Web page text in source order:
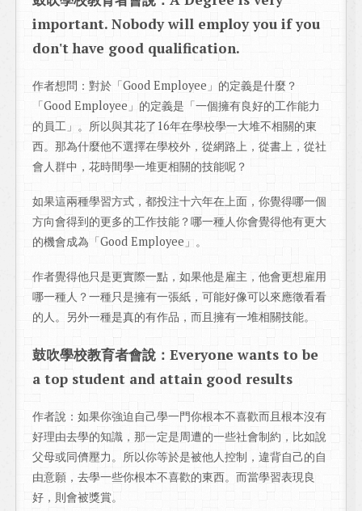
important. Nobody will employ you if you
don't have good qualification.
作者想問：對於「Good Employee」的定義是什麼？
「Good Employee」的定義是「一個擁有良好的工作能力
的員工」。所以與其花了16年在學校學一大堆不相關的東
西。那為什麼他不選擇在學校外，從網路上，從書上，從社
會人群中，花時間學一堆更相關的技能呢？
如果這兩種學習方式，都投注十六年在上面，你覺得哪一個
方向會得到的更多的工作技能？哪一種人你會覺得他有更大
的機會成為「Good Employee」。
作者覺得他只是更實際一點，如果他是雇主，他會更想雇用
哪一種人？一種只是擁有一張紙，可能好像可以來應徵看看
的人。另外一種是真的有作品，而且擁有一堆相關技能。
鼓吹學校教育者會說：Everyone wants to be
a top student and attain good results
作者說：如果你強迫自己學一門你根本不喜歡而且根本沒有
好理由去學的知識，那一定是周遭的一些社會制約，比如說
父母或同儕壓力。所以你等於是被他人控制，違背自己的自
由意願，去學一些你根本不喜歡的東西。而當學習表現良
好，則會被獎賞。